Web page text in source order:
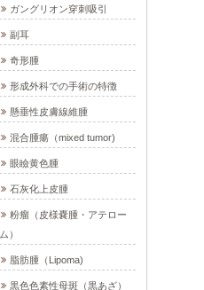
ガングリオン穿刺吸引
副耳
奇形腫
形成外科での手術の特徴
懸垂性皮膚線維腫
混合腫瘍（mixed tumor)
眼瞼黄色腫
石灰化上皮腫
粉瘤（皮様嚢腫・アテロー
ム）
脂肪腫（Lipoma)
黒色色素性母斑（黒あざ）